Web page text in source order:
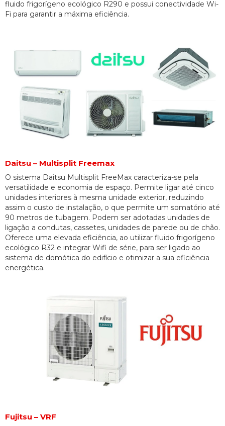
fluido frigorígeno ecológico R290 e possui conectividade Wi-
Fi para garantir a máxima eficiência.
Daitsu – Multisplit Freemax
O sistema Daitsu Multisplit FreeMax caracteriza-se pela
versatilidade e economia de espaço. Permite ligar até cinco
unidades interiores à mesma unidade exterior, reduzindo
assim o custo de instalação, o que permite um somatório até
90 metros de tubagem. Podem ser adotadas unidades de
ligação a condutas, cassetes, unidades de parede ou de chão.
Oferece uma elevada eficiência, ao utilizar fluido frigorígeno
ecológico R32 e integrar Wifi de série, para ser ligado ao
sistema de domótica do edifício e otimizar a sua eficiência
energética.
Fujitsu – VRF